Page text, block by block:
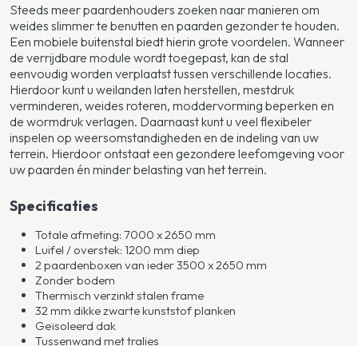
Steeds meer paardenhouders zoeken naar manieren om
weides slimmer te benutten en paarden gezonder te houden.
Een mobiele buitenstal biedt hierin grote voordelen. Wanneer
de verrijdbare module wordt toegepast, kan de stal
eenvoudig worden verplaatst tussen verschillende locaties.
Hierdoor kunt u weilanden laten herstellen, mestdruk
verminderen, weides roteren, moddervorming beperken en
de wormdruk verlagen. Daarnaast kunt u veel flexibeler
inspelen op weersomstandigheden en de indeling van uw
terrein. Hierdoor ontstaat een gezondere leefomgeving voor
uw paarden én minder belasting van het terrein.
Specificaties
Totale afmeting: 7000 x 2650 mm
Luifel / overstek: 1200 mm diep
2 paardenboxen van ieder 3500 x 2650 mm
Zonder bodem
Thermisch verzinkt stalen frame
32 mm dikke zwarte kunststof planken
Geïsoleerd dak
Tussenwand met tralies